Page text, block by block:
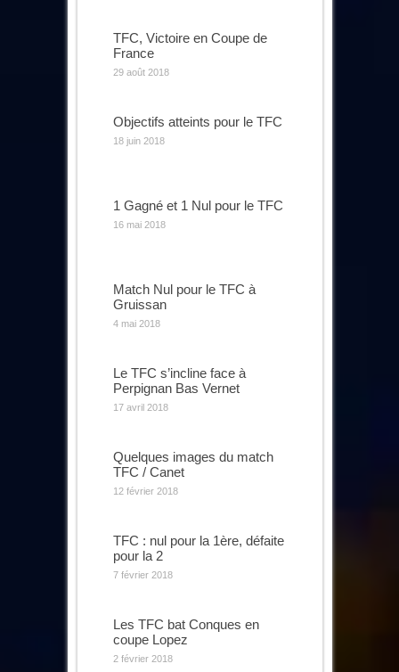
TFC, Victoire en Coupe de
France
29 août 2018
Objectifs atteints pour le TFC
18 juin 2018
1 Gagné et 1 Nul pour le TFC
16 mai 2018
Match Nul pour le TFC à
Gruissan
4 mai 2018
Le TFC s’incline face à
Perpignan Bas Vernet
17 avril 2018
Quelques images du match
TFC / Canet
12 février 2018
TFC : nul pour la 1ère, défaite
pour la 2
7 février 2018
Les TFC bat Conques en
coupe Lopez
2 février 2018